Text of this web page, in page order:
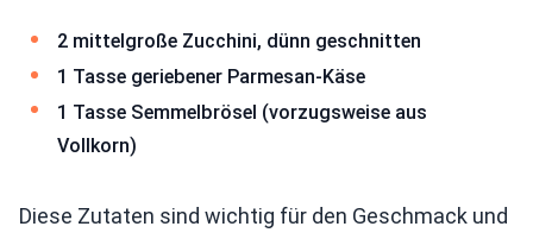
2 mittelgroße Zucchini, dünn geschnitten
1 Tasse geriebener Parmesan-Käse
1 Tasse Semmelbrösel (vorzugsweise aus
Vollkorn)
Diese Zutaten sind wichtig für den Geschmack und